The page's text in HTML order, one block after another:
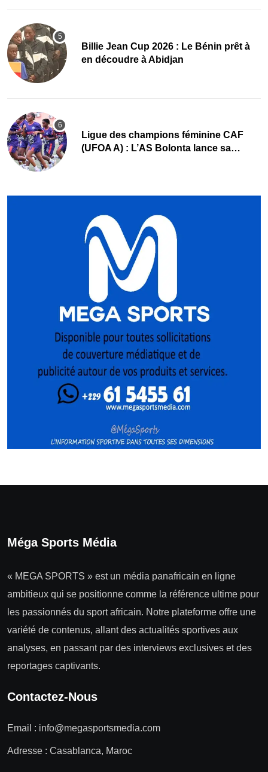
Billie Jean Cup 2026 : Le Bénin prêt à
en découdre à Abidjan
Ligue des champions féminine CAF
(UFOA A) : L’AS Bolonta lance sa
Méga Sports Média
« MEGA SPORTS » est un média panafricain en ligne
ambitieux qui se positionne comme la référence ultime pour
les passionnés du sport africain. Notre plateforme offre une
variété de contenus, allant des actualités sportives aux
analyses, en passant par des interviews exclusives et des
reportages captivants.
Contactez-Nous
Email : info@megasportsmedia.com
Adresse : Casablanca, Maroc